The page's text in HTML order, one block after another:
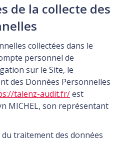
de la collecte des
collectées dans le
personnel de
sur le Site, le
des Données Personnelles
talenz-audit.fr/est
MICHEL, son représentant
traitement des données